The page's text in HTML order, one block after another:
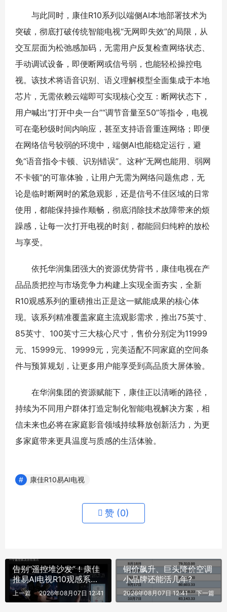
与此同时，康佳R10系列以端侧AI本地部署技术为
突破，彻底打破传统智能电视“无网即失效”的局限，从
交互层面为松弛感加码，无需用户反复检查网络状态、
手动调试设备，即便断网或信号弱，也能轻松操控电
视。该技术将语音识别、语义理解模型全面集成于本地
芯片，无需依赖云端即可实现核心交互：断网状态下，
用户喊出“打开中央一台”“调节音量至50”等指令，电视
可在毫秒级时间内响应，甚至支持语音重连网络；即便
在网络信号较弱的环境中，端侧AI也能稳定运行，避
免“语音指令卡顿、识别错误”。这种“无网也能用、弱网
不卡顿”的可靠体验，让用户无需为网络问题焦虑，无
论是临时断网时的紧急观影，还是信号不佳区域的日常
使用，都能保持操作顺畅，彻底消除技术故障带来的烦
躁感，让每一次打开电视的时刻，都能回归纯粹的放松
与享受。
依托华润集团强大的资源优势背书，康佳电视在产
品品质把控与市场竞争力构建上实现全面夯实，全新
R10观感系列的重磅推出正是这一赋能成果的核心体
现。该系列精准覆盖家庭主流观影需求，推出75英寸、
85英寸、100英寸三大核心尺寸，售价分别定为11999
元、15999元、19999元，完美适配不同家庭的空间条
件与预算规划，让更多用户能享受到高品质大屏体验。
在华润集团的资源赋能下，康佳正以清晰的路径，
持续为不同用户群体打造定制化智能电视解决方案，相
信未来也必将在家庭影音领域持续释放创新活力，为更
多家庭带来更具温度与质感的生活体验。
康佳R10易AI电视
赞 (0)
告别“遥控堆沙发”！康佳
推易AI电视R10观感系
列，家庭影音松弛感一键
解锁
上一篇 2026年08月07日 12:41
铜价飙升、巨头降价空调
小品牌还能活几年?
下一篇
2026年08月07日 12:41